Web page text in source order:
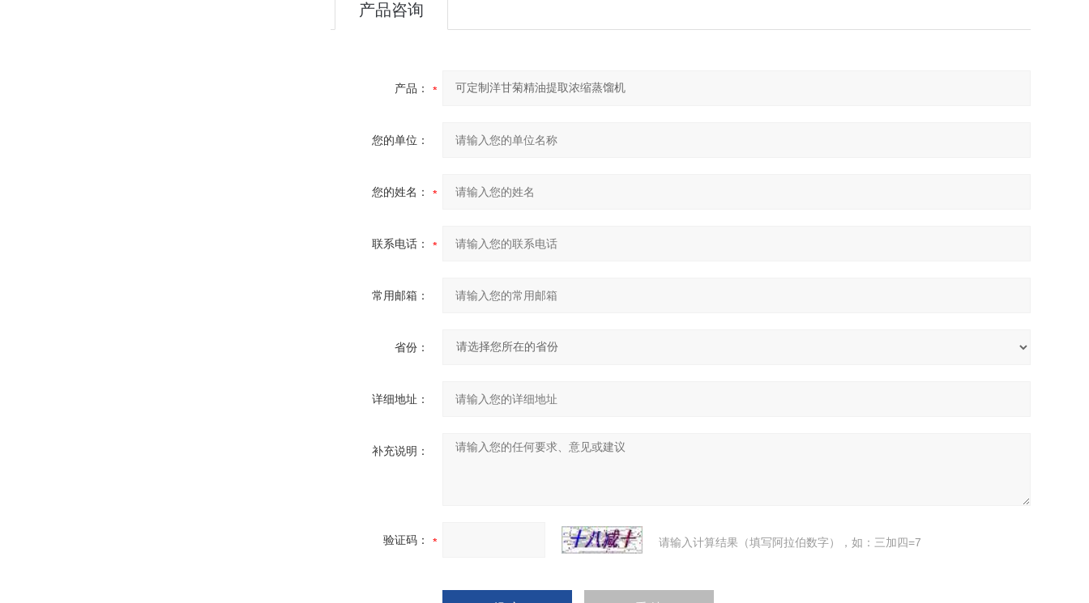
产品咨询
产品：
您的单位：
您的姓名：
联系电话：
常用邮箱：
省份：
详细地址：
补充说明：
验证码： 请输入计算结果（填写阿拉伯数字），如：三加四=7